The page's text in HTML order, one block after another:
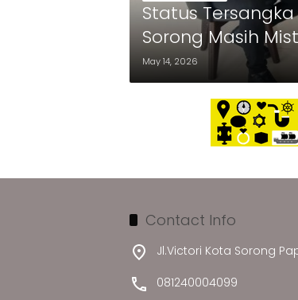
Status
Sorong Masih
May 14, 2026
Contact Info
Jl.Victori Kota Sorong
081240004099